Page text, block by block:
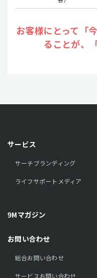
お客様にとって「
ることが、
サービス
サーチブランディング
ライフサポートメディア
9Mマガジン
お問い合わせ
総合お問い合わせ
サービスお問い合わせ